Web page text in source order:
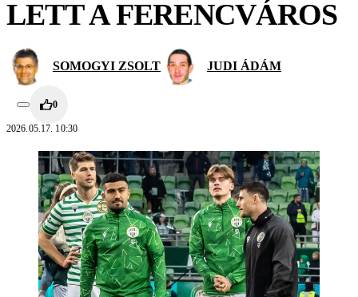
LETT A FERENCVÁROS
SOMOGYI ZSOLT JUDI ÁDÁM
0
2026.05.17. 10:30